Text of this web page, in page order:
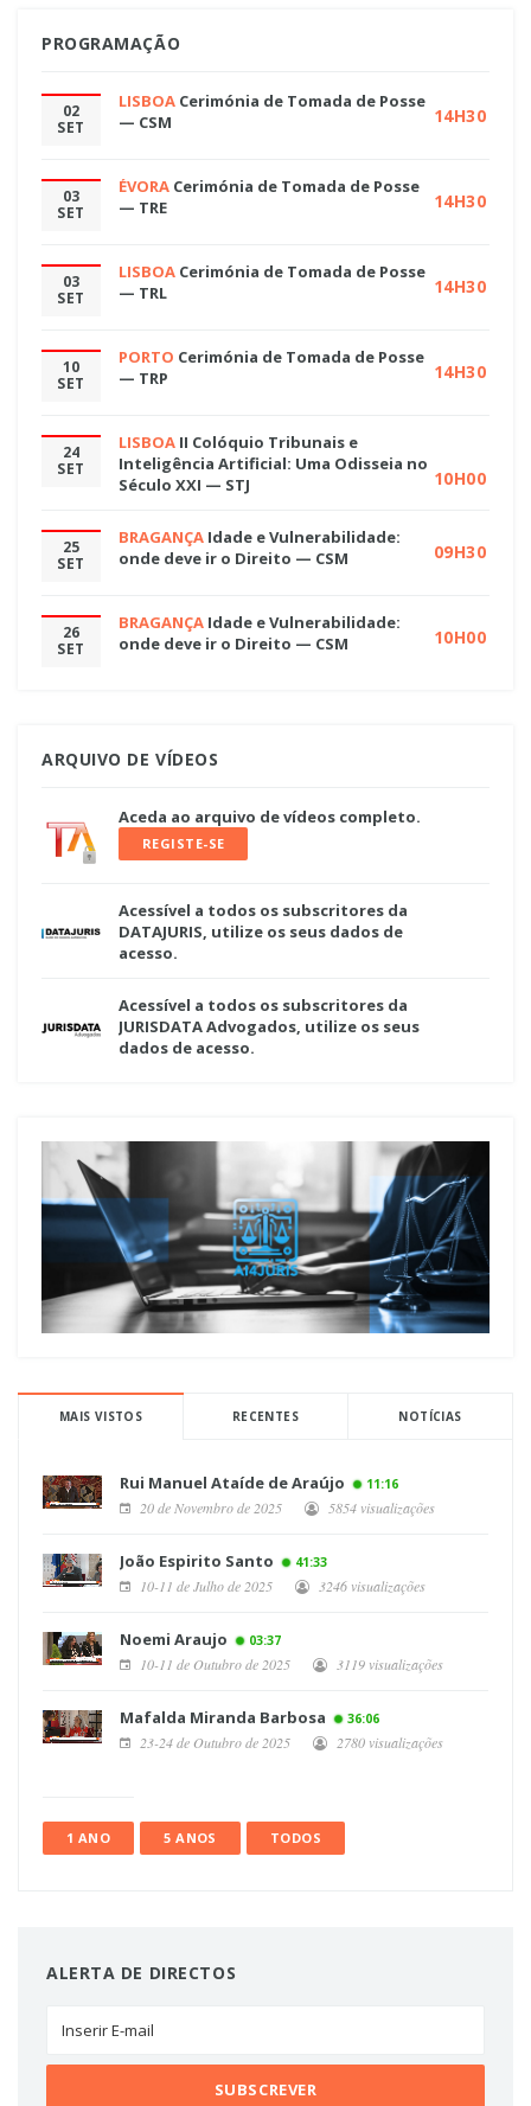
PROGRAMAÇÃO
02
SET
LISBOA Cerimónia de Tomada de Posse
— CSM
14H30
03
SET
ÉVORA Cerimónia de Tomada de Posse
— TRE
14H30
03
SET
LISBOA Cerimónia de Tomada de Posse
— TRL
14H30
10
SET
PORTO Cerimónia de Tomada de Posse
— TRP
14H30
24
SET
LISBOA II Colóquio Tribunais e
Inteligência Artificial: Uma Odisseia no
Século XXI — STJ
10H00
25
SET
BRAGANÇA Idade e Vulnerabilidade:
onde deve ir o Direito — CSM
09H30
26
SET
BRAGANÇA Idade e Vulnerabilidade:
onde deve ir o Direito — CSM
10H00
ARQUIVO DE VÍDEOS
Aceda ao arquivo de vídeos completo.
REGISTE-SE
Acessível a todos os subscritores da
DATAJURIS, utilize os seus dados de
acesso.
Acessível a todos os subscritores da
JURISDATA Advogados, utilize os seus
dados de acesso.
MAIS VISTOS RECENTES NOTÍCIAS
Rui Manuel Ataíde de Araújo 11:16
20 de Novembro de 2025 5854 visualizações
João Espirito Santo 41:33
10-11 de Julho de 2025 3246 visualizações
Noemi Araujo 03:37
10-11 de Outubro de 2025 3119 visualizações
Mafalda Miranda Barbosa 36:06
23-24 de Outubro de 2025 2780 visualizações
1 ANO 5 ANOS TODOS
ALERTA DE DIRECTOS